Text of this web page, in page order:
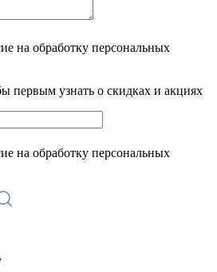
на обработку персональных
первым узнать о скидках и акциях
на обработку персональных